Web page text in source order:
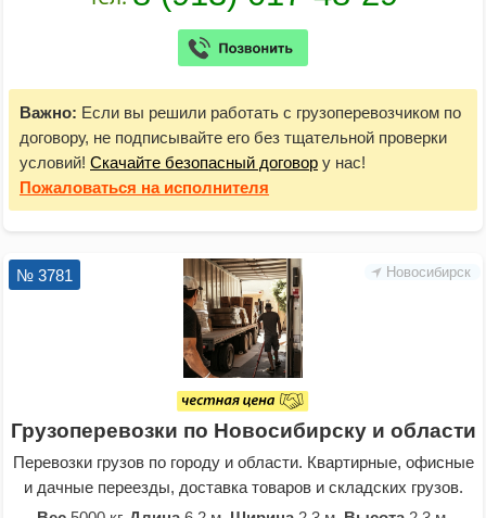
Важно: Если вы решили работать с грузоперевозчиком по
договору, не подписывайте его без тщательной проверки
условий! Скачайте безопасный договор у нас!
Пожаловаться на исполнителя
Новосибирск
№ 3781
Грузоперевозки по Новосибирску и области
Перевозки грузов по городу и области. Квартирные, офисные
и дачные переезды, доставка товаров и складских грузов.